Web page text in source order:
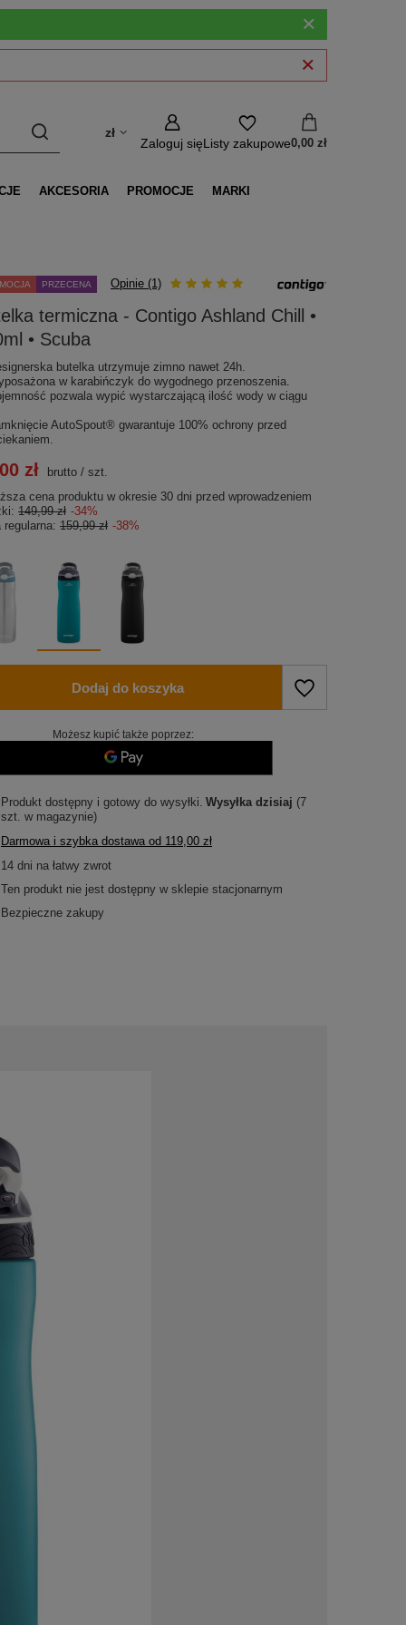
zł
Zaloguj sięListy zakupowe0,00 zł
AKCESORIA PROMOCJE MARKI
PRZECENA Opinie (1)
termiczna - Contigo Ashland Chill •
• Scuba
butelka utrzymuje zimno nawet 24h.
w karabińczyk do wygodnego przenoszenia.
pozwala wypić wystarczającą ilość wody w ciągu
AutoSpout® gwarantuje 100% ochrony przed
zł brutto /szt.
cena produktu w okresie 30 dni przed wprowadzeniem
149,99 zł -34%
regularna:159,99 zł -38%
Dodaj do koszyka
Możesz kupić także poprzez:
Produkt dostępny i gotowy do wysyłki Wysyłkadzisiaj (7
szt. w magazynie)
Darmowa i szybka dostawa od 119,00 zł
14 dni na łatwy zwrot
Ten produkt nie jest dostępny w sklepie stacjonarnym
Bezpieczne zakupy